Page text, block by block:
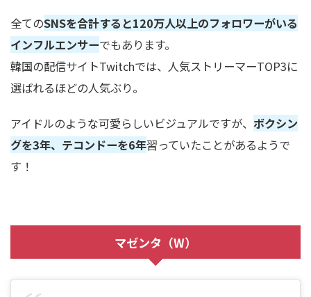
全てのSNSを合計すると120万人以上のフォロワーがいる
インフルエンサーでもあります。
韓国の配信サイトTwitchでは、人気ストリーマーTOP3に
選ばれるほどの人気ぶり。
アイドルのような可愛らしいビジュアルですが、 ボクシン
グを3年、テコンドーを6年習っていたことがあるようで
す！
マゼンタ（W）